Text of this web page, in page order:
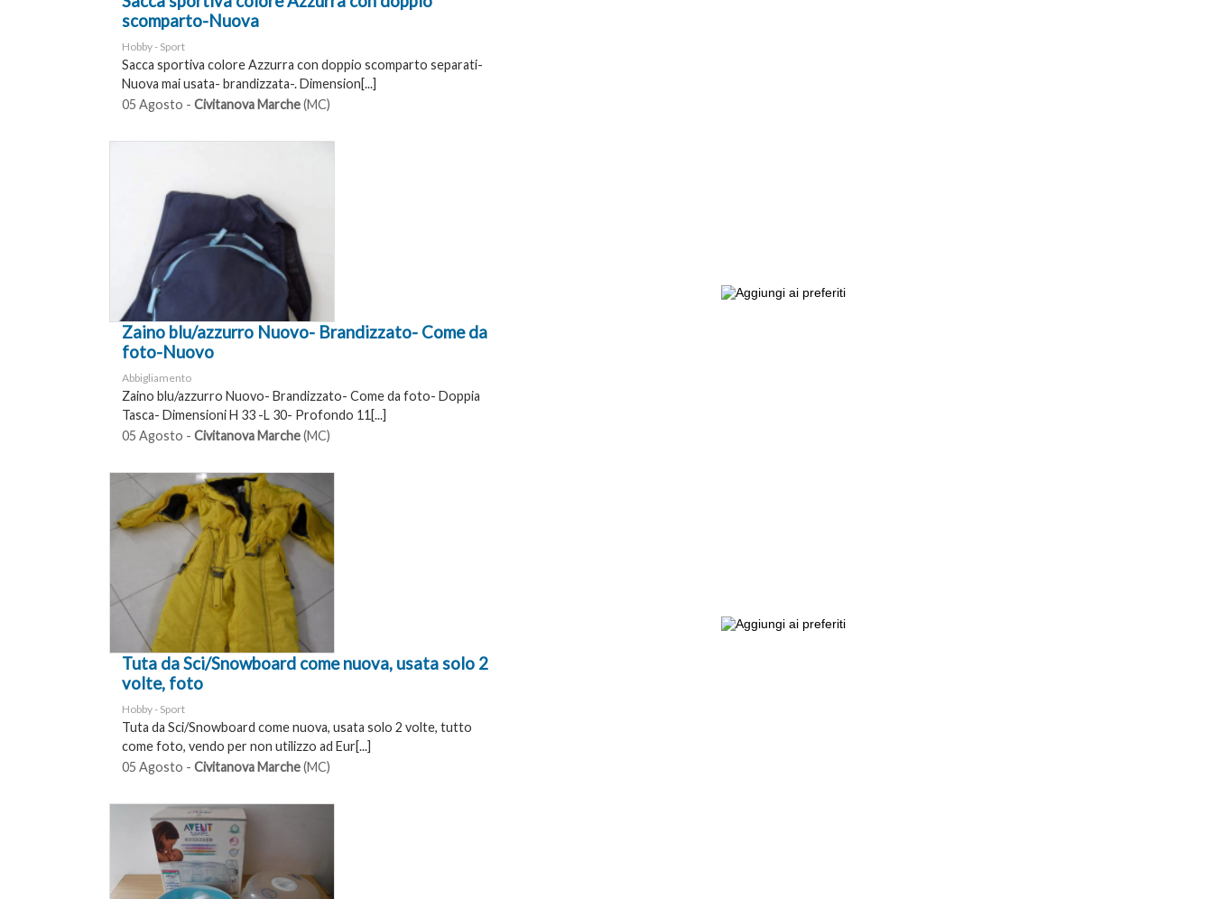
scomparto-Nuova
Hobby - Sport
Sacca sportiva colore Azzurra con doppio scomparto separati-
Nuova mai usata- brandizzata-. Dimension[...]
05 Agosto - Civitanova Marche(MC)
Zaino blu/azzurro Nuovo- Brandizzato- Come da
foto-Nuovo
Abbigliamento
Zaino blu/azzurro Nuovo- Brandizzato- Come da foto- Doppia
Tasca- Dimensioni H 33 -L 30- Profondo 11[...]
05 Agosto - Civitanova Marche(MC)
Tuta da Sci/Snowboard come nuova, usata solo 2
volte, foto
Hobby - Sport
Tuta da Sci/Snowboard come nuova, usata solo 2 volte, tutto
come foto, vendo per non utilizzo ad Eur[...]
05 Agosto - Civitanova Marche(MC)